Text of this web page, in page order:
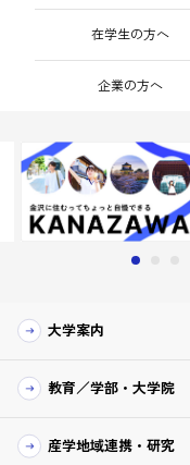
在学生の方へ
企業の方へ
大学案内
教育／学部・大学院
産学地域連携・研究